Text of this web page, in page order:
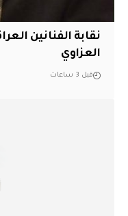
نقابة الفنانين
العزاوي
قبل 3 ساعات